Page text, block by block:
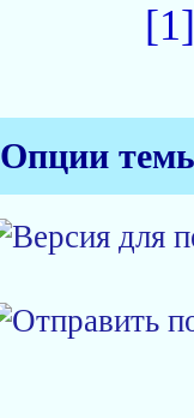
Опции